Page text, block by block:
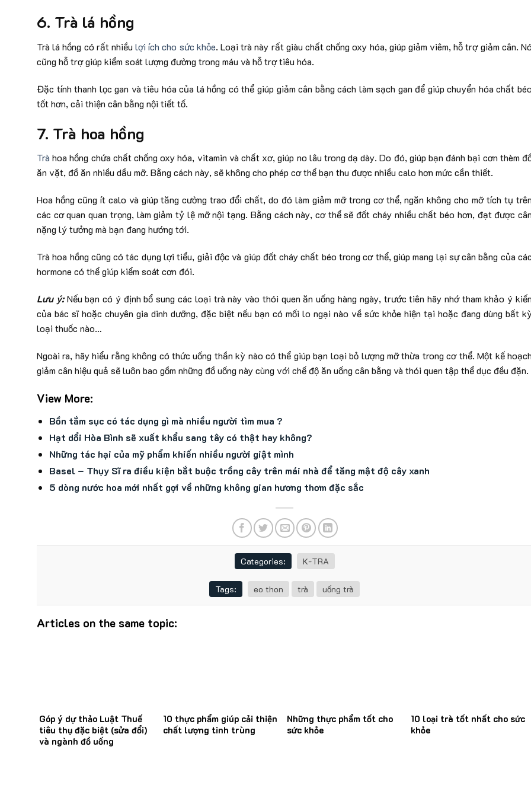
6. Trà lá hồng
Trà lá hồng có rất nhiềulợi ích cho sức khỏe. Loại trà này rất giàu chất chống oxy hóa, giúp giảm viêm, hỗ trợ giảm cân.
cũng hỗ trợ giúp kiểm soát lượng đường trong máu và hỗ trợ tiêu hóa.
Đặc tính thanh lọc gan và tiêu hóa của lá hồng có thể giúp giảm cân bằng cách làm sạch gan để giúp chuyển hóa chất
tốt hơn, cải thiện cân bằng nội tiết tố.
7. Trà hoa hồng
Trà hoa hồng chứa chất chống oxy hóa, vitamin và chất xơ, giúp no lâu trong dạ dày. Do đó, giúp bạn đánh bại cơn thèm
ăn vặt, đồ ăn nhiều dầu mỡ. Bằng cách này, sẽ không cho phép cơ thể bạn thu được nhiều calo hơn mức cần thiết.
Hoa hồng cũng ít calo và giúp tăng cường trao đổi chất, do đó làm giảm mỡ trong cơ thể, ngăn không cho mỡ tích tụ
các cơ quan quan trọng, làm giảm tỷ lệ mỡ nội tạng. Bằng cách này, cơ thể sẽ đốt cháy nhiều chất béo hơn, đạt được
nặng lý tưởng mà bạn đang hướng tới.
Trà hoa hồng cũng có tác dụng lợi tiểu, giải độc và giúp đốt cháy chất béo trong cơ thể, giúp mang lại sự cân bằng của
hormone có thể giúp kiểm soát cơn đói.
Lưu ý:Nếu bạn có ý định bổ sung các loại trà này vào thói quen ăn uống hàng ngày, trước tiên hãy nhớ tham khảo ý
của bác sĩ hoặc chuyên gia dinh dưỡng, đặc biệt nếu bạn có mối lo ngại nào về sức khỏe hiện tại hoặc đang dùng bất
loại thuốc nào…
Ngoài ra, hãy hiểu rằng không có thức uống thần kỳ nào có thể giúp bạn loại bỏ lượng mỡ thừa trong cơ thể. Một kế
giảm cân hiệu quả sẽ luôn bao gồm những đồ uống này cùng với chế độ ăn uống cân bằng và thói quen tập thể dục đều đặn.
View More:
Bồn tắm sục có tác dụng gì mà nhiều người tìm mua ?
Hạt dổi Hòa Bình sẽ xuất khẩu sang tây có thật hay không?
Những tác hại của mỹ phẩm khiến nhiều người giật mình
Basel – Thụy Sĩ ra điều kiện bắt buộc trồng cây trên mái nhà để tăng mật độ cây xanh
5 dòng nước hoa mới nhất gợi về những không gian hương thơm đặc sắc
Categories: K-TRA
Tags: eo thon trà uống trà
Articles on the same topic:
Góp ý dự thảo Luật Thuế
tiêu thụ đặc biệt (sửa đổi)
và ngành đồ uống
10 thực phẩm giúp cải thiện
chất lượng tinh trùng
Những thực phẩm tốt cho
sức khỏe
10 loại trà tốt nhất cho sức
khỏe